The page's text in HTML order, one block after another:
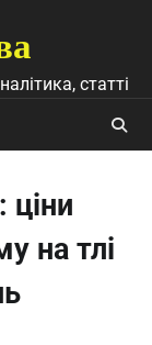
статті
на тлі